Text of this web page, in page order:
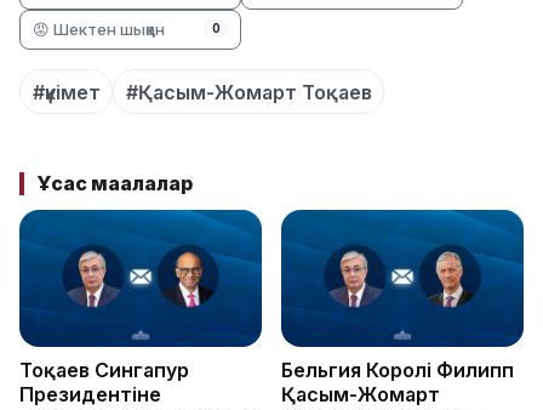
😡 Шектен шыққан 0
#үкімет #Қасым-Жомарт Тоқаев
Ұқсас мақалалар
Тоқаев Сингапур
Президентіне
Бельгия Королі Филипп
Қасым-Жомарт